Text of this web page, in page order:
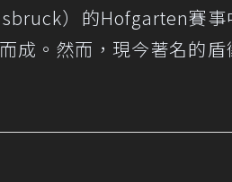
）的Hofgarten賽事
成。然而，現今著名的